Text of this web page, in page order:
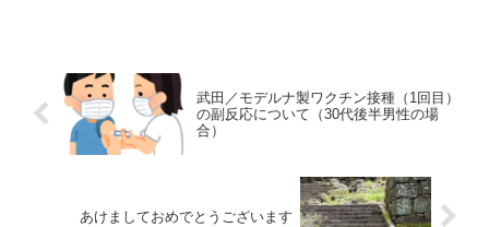
武田／モデルナ製ワクチン接種（1回目）
の副反応について（30代後半男性の場
合）
あけましておめでとうございます